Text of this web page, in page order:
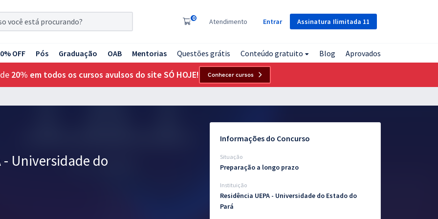
Assinatura Ilimitada 11
0 Atendimento Entrar
OFF Pós Graduação OAB Mentorias Questões grátis Conteúdo gratuito Blog Aprovados
20% em todos os cursos avulsos do site SÓ HOJE! Conhecer cursos
- Universidade do
Informações do Concurso
Situação
Preparação a longo prazo
Instituição
Residência UEPA - Universidade do Estado do
Pará